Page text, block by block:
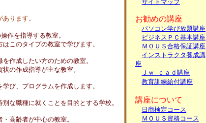
ります。
作を指導する教室。
タイプの教室で学びます。
成したい方のための教室。
成指導が主な教室。
、プログラムを作成します。
職種に就くことを目的とする学校。
齢者が中心の教室。
サイトマップ
お勧めの講座
パソコン学び放題講座
ビジネスＰＣ 基本講座
ＭＯＵＳ 合格保証講座
インストラクタ養成講
座
Ｊｗ_ｃａｄ講座
教育訓練給付講座
講座について
日商検定コース
ＭＯＵＳ 資格コース